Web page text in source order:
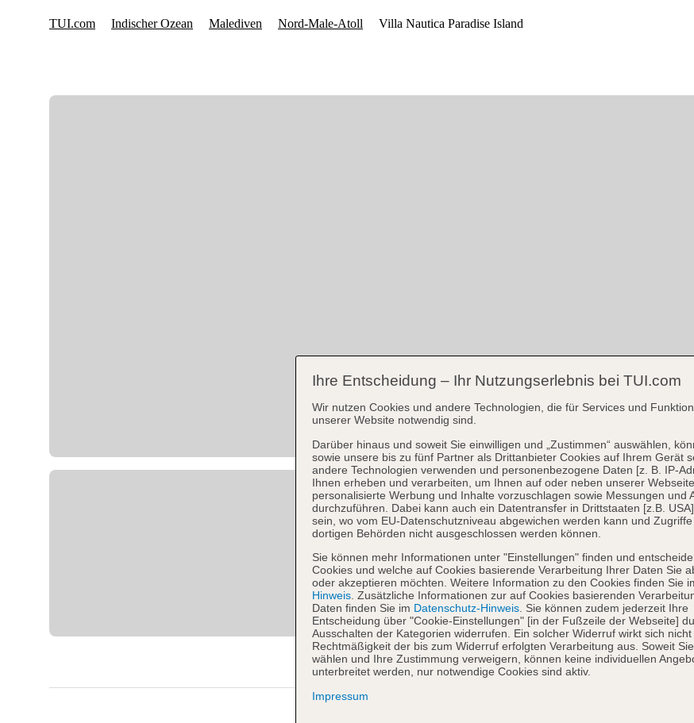
Ihre Entscheidung – Ihr Nutzungserlebnis bei TUI.com
Wir nutzen Cookies und andere Technologien, die für Services und
unserer Website notwendig sind.
Darüber hinaus und soweit Sie einwilligen und „Zustimmen“ auswählen,
sowie unsere bis zu fünf Partner als Drittanbieter Cookies auf Ihrem Gerät
andere Technologien verwenden und personenbezogene Daten [z. B. IP-
Ihnen erheben und verarbeiten, um Ihnen auf oder neben unserer Webseite
personalisierte Werbung und Inhalte vorzuschlagen sowie Messungen und
durchzuführen. Dabei kann auch ein Datentransfer in Drittstaaten [z.B.
sein, wo vom EU-Datenschutzniveau abgewichen werden kann und Zugriffe
dortigen Behörden nicht ausgeschlossen werden können.
Sie können mehr Informationen unter "Einstellungen" finden und
Cookies und welche auf Cookies basierende Verarbeitung Ihrer Daten Sie
oder akzeptieren möchten. Weitere Information zu den Cookies finden Sie
Hinweis . Zusätzliche Informationen zur auf Cookies basierenden
Daten finden Sie im Datenschutz-Hinweis . Sie können zudem jederzeit Ihre
Entscheidung über "Cookie-Einstellungen" [in der Fußzeile der Webseite]
Ausschalten der Kategorien widerrufen. Ein solcher Widerruf wirkt sich nicht
Rechtmäßigkeit der bis zum Widerruf erfolgten Verarbeitung aus. Soweit Sie
wählen und Ihre Zustimmung verweigern, können keine individuellen
unterbreitet werden, nur notwendige Cookies sind aktiv.
Impressum